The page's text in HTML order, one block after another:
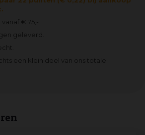
€ 75,-
geleverd.
een klein deel van ons totale